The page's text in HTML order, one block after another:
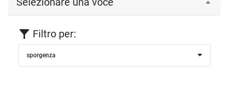
Filtro per:
sporgenza